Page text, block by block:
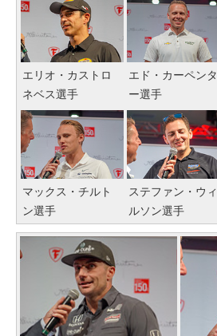
エリオ・カストロ
ネベス選手
エド・カーペンタ
ー選手
マックス・チルト
ン選手
ステファン・ウィ
ルソン選手